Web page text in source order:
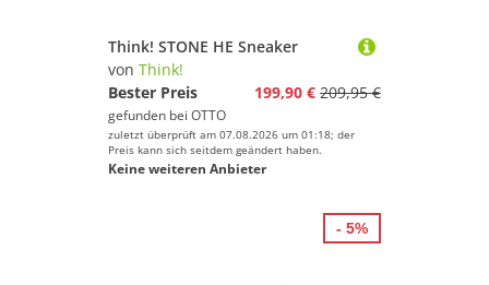
Think! STONE HE Sneaker
von Think!
Bester Preis
199,90 € 209,95 €
gefunden bei OTTO
zuletzt überprüft am 07.08.2026 um 01:18; der
Preis kann sich seitdem geändert haben.
Keine weiteren Anbieter
- 5%